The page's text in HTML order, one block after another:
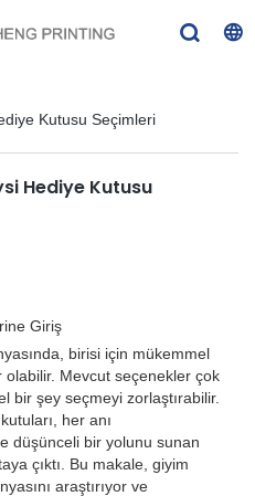
Kutusu Seçimleri
Hediye Kutusu
Giriş
birisi için mükemmel
Mevcut seçenekler çok
bir şey seçmeyi zorlaştırabilir.
her anı
düşünceli bir yolunu sunan
çıktı. Bu makale, giyim
araştırıyor ve